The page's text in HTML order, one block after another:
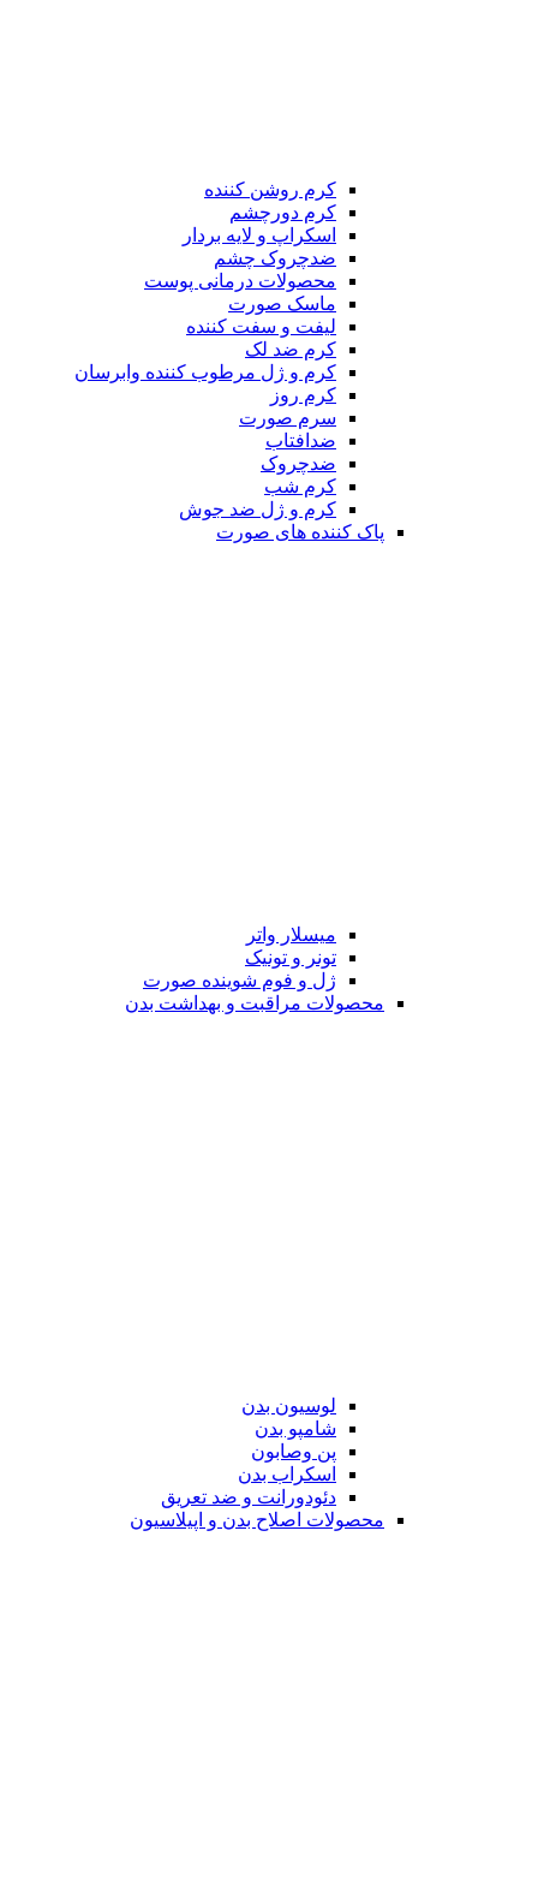
کرم روشن کننده
کرم دورچشم
اسکراپ و لایه بردار
ضدچروک چشم
محصولات درمانی پوست
ماسک صورت
لیفت و سفت کننده
کرم ضد لک
کرم و ژل مرطوب کننده وابرسان
کرم روز
سرم صورت
ضدافتاب
ضدچروک
کرم شب
کرم و ژل ضد جوش
پاک کننده های صورت
میسلار واتر
تونر و تونیک
ژل و فوم شوینده صورت
محصولات مراقبت و بهداشت بدن
لوسیون بدن
شامپو بدن
پن وصابون
اسکراب بدن
دئودورانت و ضد تعریق
محصولات اصلاح بدن و اپیلاسیون